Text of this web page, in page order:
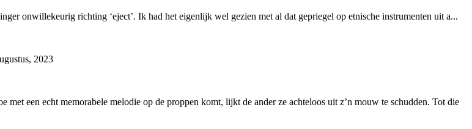
onwillekeurig richting ‘eject’. Ik had het eigenlijk wel gezien met al dat gepriegel op etnische instrumenten uit a...
2023
met een echt memorabele melodie op de proppen komt, lijkt de ander ze achteloos uit z’n mouw te schudden. Tot die